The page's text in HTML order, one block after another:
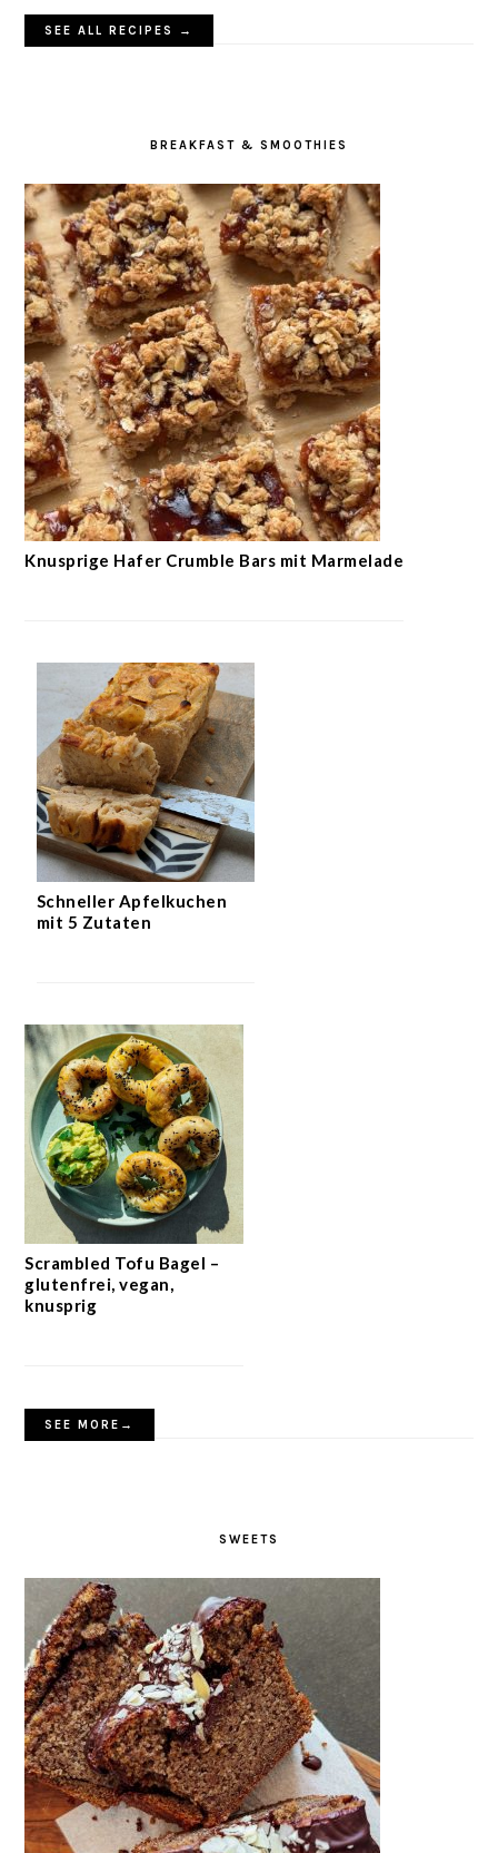
SEE ALL RECIPES →
BREAKFAST & SMOOTHIES
Knusprige Hafer Crumble Bars mit Marmelade
Schneller Apfelkuchen
mit 5 Zutaten
Scrambled Tofu Bagel –
glutenfrei, vegan,
knusprig
SEE MORE→
SWEETS